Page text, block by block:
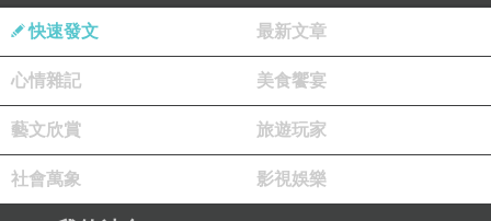
她脫離妖怪控制，將她的遺骨送回故鄉安葬。前
面說捉鬼、打鬼、賣鬼，這個甯采臣還和鬼談戀
愛，但在蒲松齡筆下的鬼，反倒多了人性刻劃，
讓「鬼」不再是凶惡可怕，而具有人情人性。
快速發文 最新文章
心情雜記 美食饗宴
藝文欣賞 旅遊玩家
社會萬象 影視娛樂